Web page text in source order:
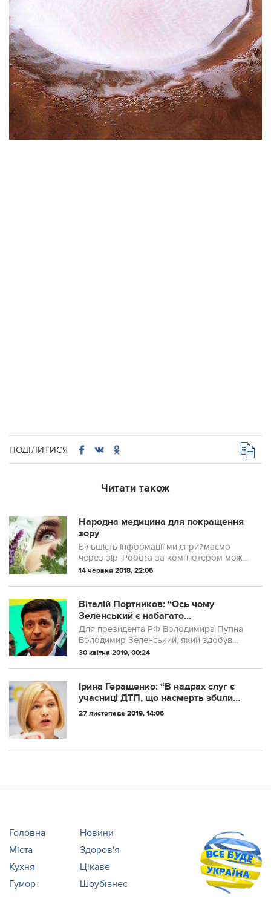
ПОДІЛИТИСЯ
Читати також
Народна медицина для покращення
зору
Більшість інформації ми сприймаємо
через зір. Робота за комп'ютером може
негативно вплинути на здоров'я наших
14 червня 2018, 22:06
Віталій Портников: “Ось чому
Зеленський є набагато
небезпечнішим для Путіна, ніж
Порошенко.”
Для президента РФ Володимира Путіна
Володимир Зеленський, який здобув
більшість голосів на виборах
ніж нинішній глава Української держави
Петро Пороше...
30 квітня 2019, 00:24
Ірина Геращенко: “В надрах слуг є
учасниці ДTП, що нaсмeрть збuли
людину, гвaлтiвники, збoченці,
27 листопада 2019, 14:06
Головна
Новини
Міста
Здоров'я
Кухня
Цікаве
Гумор
Шоубізнес